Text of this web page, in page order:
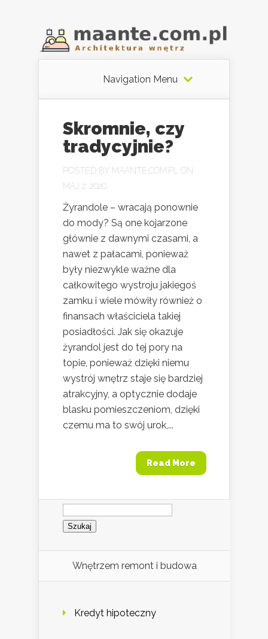
Navigation Menu
Skromnie, czy
tradycyjnie?
POSTED BY MAANTE.COM.PL
ON
MAJ 2, 2020
Żyrandole – wracają ponownie
do mody? Są one kojarzone
głównie z dawnymi czasami, a
nawet z pałacami, ponieważ
były niezwykle ważne dla
całkowitego wystroju jakiegoś
zamku i wiele mówiły również o
finansach właściciela takiej
posiadłości. Jak się okazuje
żyrandol jest do tej pory na
topie, ponieważ dzięki niemu
wystrój wnętrz staje się bardziej
atrakcyjny, a optycznie dodaje
blasku pomieszczeniom, dzięki
czemu ma to swój urok,...
Read More
Szukaj:
Wnętrzem remont i budowa
Kredyt hipoteczny